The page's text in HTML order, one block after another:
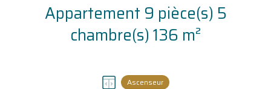
Appartement 9 pièce(s) 5
chambre(s) 136 m²
Ascenseur